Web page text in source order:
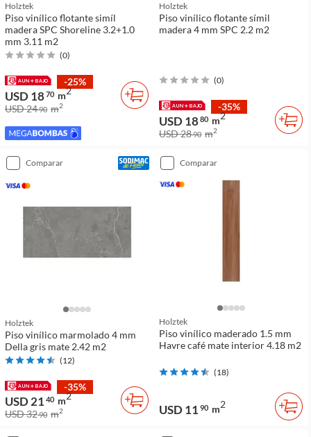
Holztek
Piso vinílico flotante simíl
madera SPC Shoreline 3.2+1.0
mm 3.11 m2
(0)
-25%
USD 1870 m2
USD 2490 m2
Holztek
Piso vinílico flotante símil
madera 4 mm SPC 2.2 m2
(0)
-35%
USD 1880 m2
USD 2890 m2
comparar
Holztek
Piso vinílico marmolado 4 mm
Della gris mate 2.42 m2
(12)
-35%
USD 21 40 m2
USD 3290 m2
comparar
Holztek
Piso vinílico maderado 1.5 mm
Havre café mate interior 4.18 m2
(18)
USD 11 90 m2